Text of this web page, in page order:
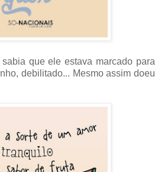
que ele estava marcado para
debilitado... Mesmo assim doeu